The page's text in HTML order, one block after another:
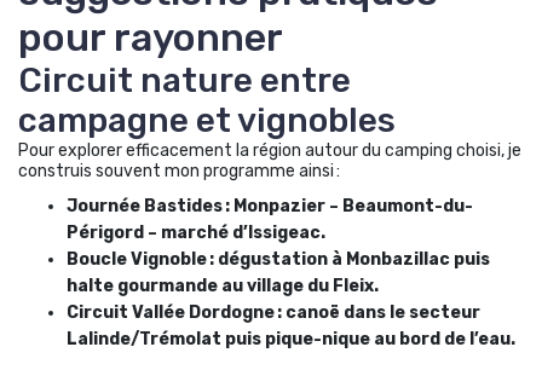
pour rayonner
Circuit nature entre
campagne et vignobles
Pour explorer efficacement la région autour du camping choisi, je
construis souvent mon programme ainsi :
Journée Bastides : Monpazier – Beaumont-du-
Périgord – marché d’Issigeac.
Boucle Vignoble : dégustation à Monbazillac puis
halte gourmande au village du Fleix.
Circuit Vallée Dordogne : canoë dans le secteur
Lalinde/Trémolat puis pique-nique au bord de l’eau.